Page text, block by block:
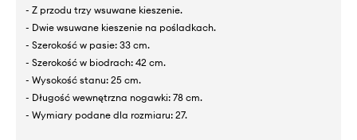
- Z przodu trzy wsuwane kieszenie.
- Dwie wsuwane kieszenie na pośladkach.
- Szerokość w pasie: 33 cm.
- Szerokość w biodrach: 42 cm.
- Wysokość stanu: 25 cm.
- Długość wewnętrzna nogawki: 78 cm.
- Wymiary podane dla rozmiaru: 27.